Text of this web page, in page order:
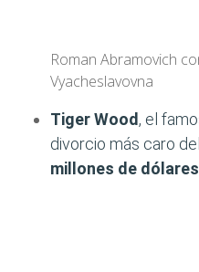
Roman Abramovich
Vyacheslavovna
Tiger Wood, el
divorcio más caro
millones de dólares